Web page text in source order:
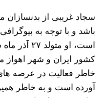
سجاد غریبی از بدنسازان
باشد و با توجه به
کشور ایران و شهر اهواز
خاطر فعالیت در عرصه
آورده است و به خاطر